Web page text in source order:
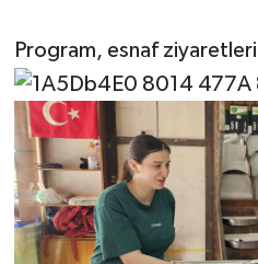
Program, esnaf